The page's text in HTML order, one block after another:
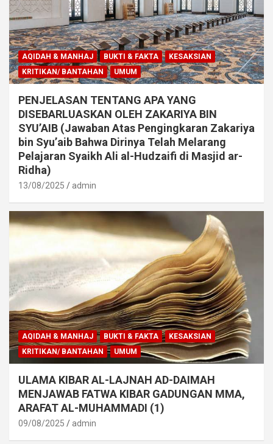
AQIDAH & MANHAJ BUKTI & FAKTA
KESAKSIAN
KRITIKAN/ BANTAHAN
UMUM
PENJELASAN TENTANG APA YANG
DISEBARLUASKAN OLEH ZAKARIYA BIN
SYU’AIB (Jawaban Atas Pengingkaran Zakariya
bin Syu’aib Bahwa Dirinya Telah Melarang
Pelajaran Syaikh Ali al-Hudzaifi di Masjid ar-
Ridha)
13/08/2025 admin
AQIDAH & MANHAJ BUKTI & FAKTA
KESAKSIAN
KRITIKAN/ BANTAHAN
UMUM
ULAMA KIBAR AL-LAJNAH AD-DAIMAH
MENJAWAB FATWA KIBAR GADUNGAN MMA,
ARAFAT AL-MUHAMMADI (1)
09/08/2025 admin